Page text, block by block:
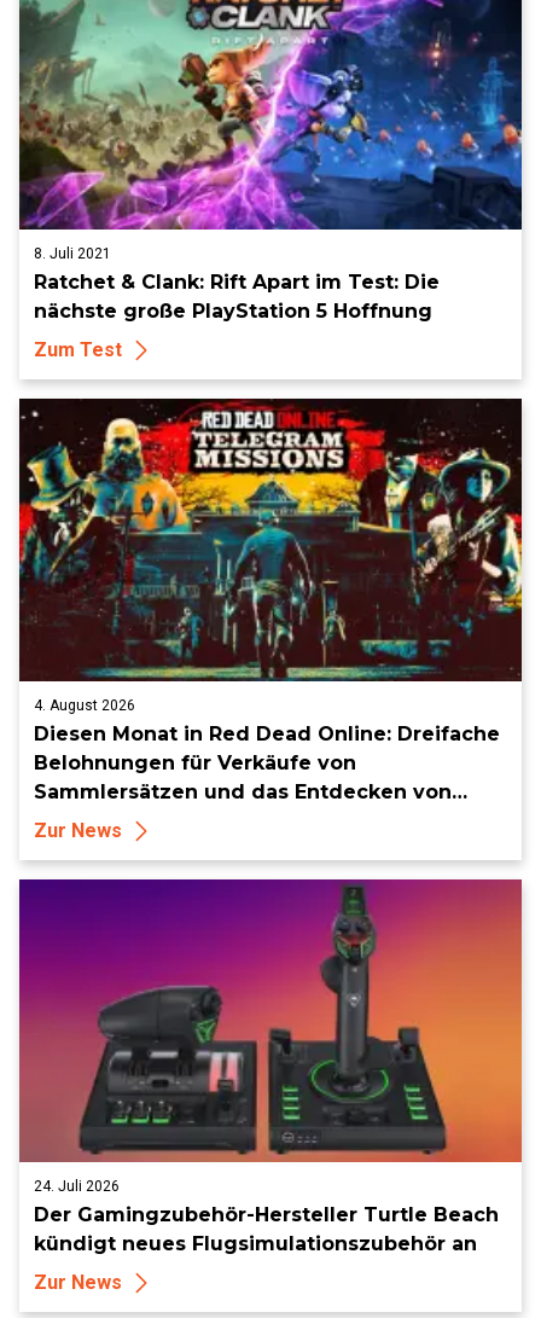
8. Juli 2021
Ratchet & Clank: Rift Apart im Test: Die
nächste große PlayStation 5 Hoffnung
Zum Test
4. August 2026
Diesen Monat in Red Dead Online: Dreifache
Belohnungen für Verkäufe von
Sammlersätzen und das Entdecken von
Sammlerstücken, in Telegramm-Missionen
Zur News
24. Juli 2026
Der Gamingzubehör-Hersteller Turtle Beach
kündigt neues Flugsimulationszubehör an
Zur News